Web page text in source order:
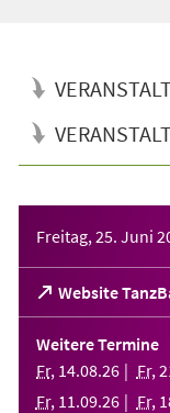
Freitag, 25. Juni
Website
(Öffnet
in
einem
neuen
Tab)
Weitere Termine
Fr, 14.08.26 Fr,
Fr, 11 .09.26 Fr,